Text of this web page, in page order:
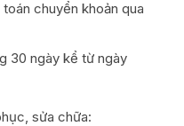
chuyển khoản qua
30 ngày kể từ ngày
sửa chữa: